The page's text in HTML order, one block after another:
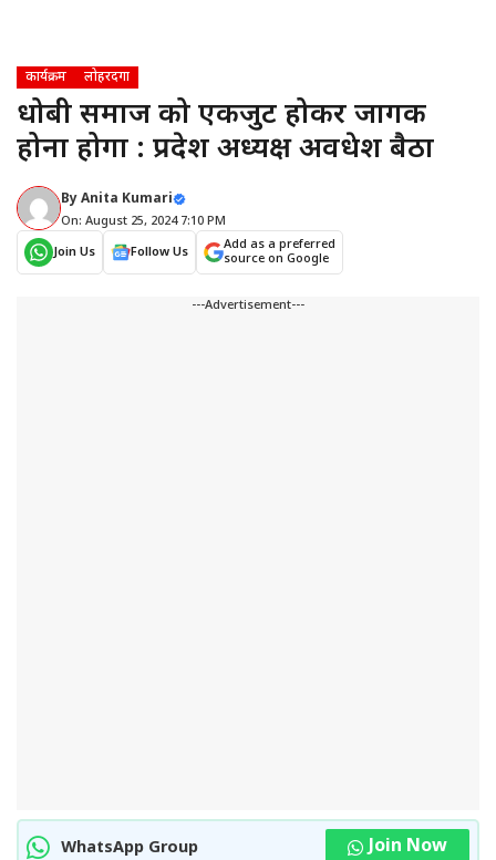
कार्यक्रम लोहरदगा
धोबी समाज को एकजुट होकर जागरूक
होना होगा : प्रदेश अध्यक्ष अवधेश बैठा
ByAnita Kumari
On: August 25, 2024 7:10 PM
Join Us
Follow Us
Add as a preferred
source on Google
---Advertisement---
WhatsApp Group Join Now